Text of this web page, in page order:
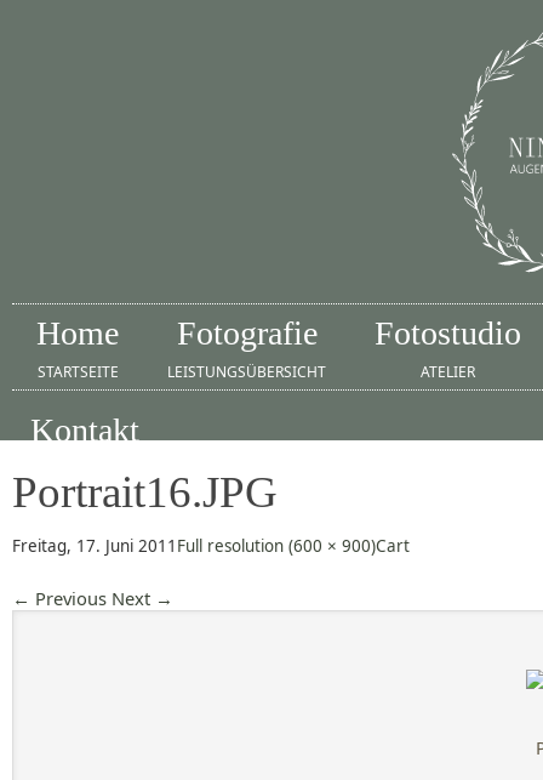
Home
STARTSEITE
Fotografie
LEISTUNGSÜBERSICHT
Fotostudio
ATELIER
Kontakt
Portrait16.JPG
Freitag, 17. Juni 2011 Full resolution (600 × 900)Cart
← Previous Next →